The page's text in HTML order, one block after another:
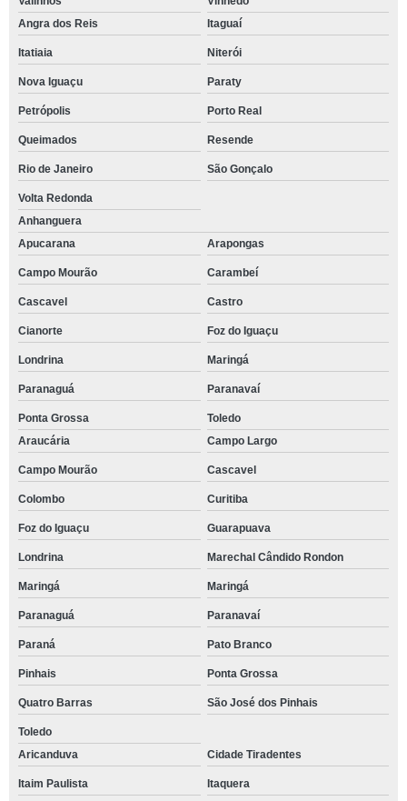
Angra dos Reis
Itaguaí
Itatiaia Niterói
Nova Iguaçu Paraty
Petrópolis Porto Real
Queimados Resende
Rio de Janeiro São Gonçalo
Volta Redonda
Anhanguera
Apucarana
Arapongas
Campo Mourão Carambeí
Cascavel Castro
Cianorte Foz do Iguaçu
Londrina Maringá
Paranaguá Paranavaí
Ponta Grossa
Toledo
Araucária
Campo Largo
Campo Mourão Cascavel
Colombo Curitiba
Foz do Iguaçu Guarapuava
Londrina Marechal Cândido Rondon
Maringá Maringá
Paranaguá Paranavaí
Paraná Pato Branco
Pinhais Ponta Grossa
Quatro Barras São José dos Pinhais
Toledo
Aricanduva
Cidade Tiradentes
Itaim Paulista Itaquera